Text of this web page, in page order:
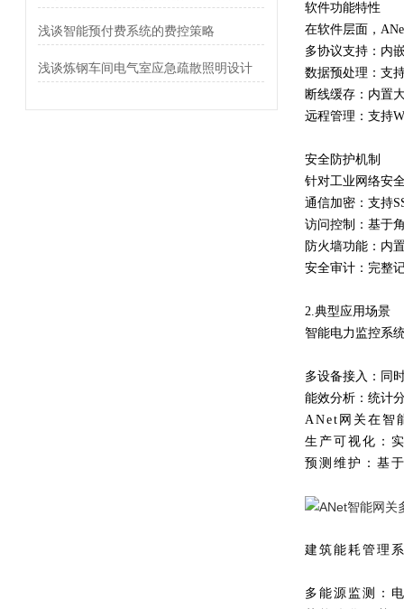
浅谈智能预付费系统的费控策略
浅谈炼钢车间电气室应急疏散照明设计
软件功能特性
在软件层面，
多协议支持： 内
数据预处理： 支
断线缓存： 内置
远程管理： 支持
安全防护机制
针对工业网络安
通信加密： 支持
访问控制： 基于
防火墙功能： 内
安全审计： 完整
2.典型应用场景
智能电力监控系
多设备接入：同
能效分析：统计
ANet网关在智
生产可视化：
预测维护：基
建筑能耗管理
多能源监测：